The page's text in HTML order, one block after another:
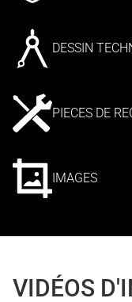
DESSIN
PIECES DE
IMAGES
VIDÉOS